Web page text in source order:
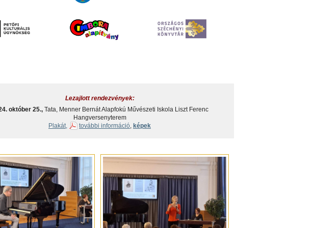
Lezajlott rendezvények:
október 25., Tata, Menner Bernát Alapfokú Művészeti Iskola Liszt Ferenc
Hangversenyterem
Plakát,
további információ, képek